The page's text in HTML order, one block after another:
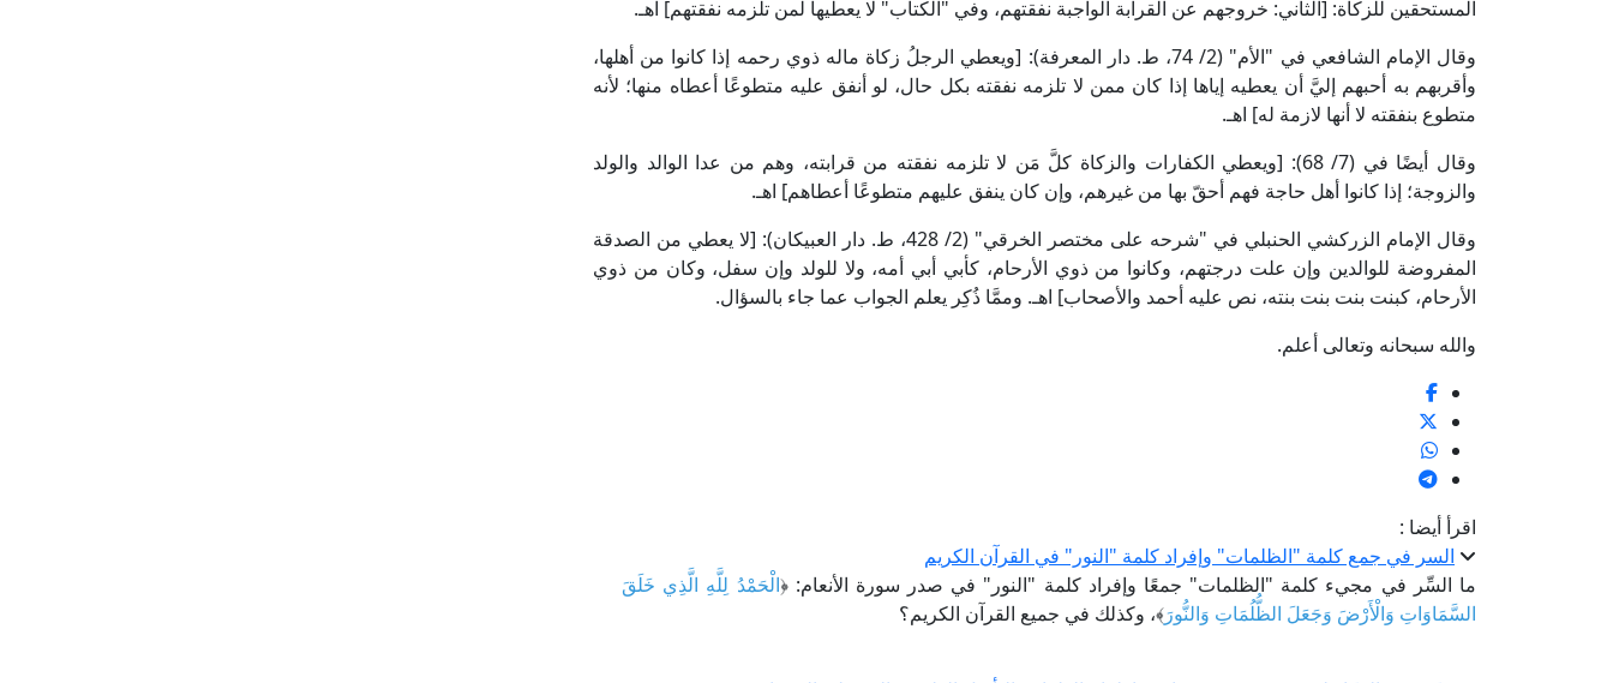
المستحقين للزكاة: [الثاني: خروجهم عن القرابة الواجبة نفقتهم، وفي "الكتاب" لا يعطيها لمن تلزمه نفقتهم] اهـ.
وقال الإمام الشافعي في "الأم" (2/ 74، ط. دار المعرفة): [ويعطي الرجلُ زكاة ماله ذوي رحمه إذا كانوا من أهلها،
وأقربهم به أحبهم إليَّ أن يعطيه إياها إذا كان ممن لا تلزمه نفقته بكل حال، لو أنفق عليه متطوعًا أعطاه منها؛ لأنه
متطوع بنفقته لا أنها لازمة له] اهـ.
وقال أيضًا في (7/ 68): [ويعطي الكفارات والزكاة كلَّ مَن لا تلزمه نفقته من قرابته، وهم من عدا الوالد والولد
والزوجة؛ إذا كانوا أهل حاجة فهم أحقّ بها من غيرهم، وإن كان ينفق عليهم متطوعًا أعطاهم] اهـ.
وقال الإمام الزركشي الحنبلي في "شرحه على مختصر الخرقي" (2/ 428، ط. دار العبيكان): [لا يعطي من الصدقة
المفروضة للوالدين وإن علت درجتهم، وكانوا من ذوي الأرحام، كأبي أبي أمه، ولا للولد وإن سفل، وكان من ذوي
الأرحام، كبنت بنت بنت بنته، نص عليه أحمد والأصحاب] اهـ. وممَّا ذُكِر يعلم الجواب عما جاء بالسؤال.
والله سبحانه وتعالى أعلم.
اقرأ أيضا :
السر في جمع كلمة "الظلمات" وإفراد كلمة "النور" في القرآن الكريم
ما السِّر في مجيء كلمة "الظلمات" جمعًا وإفراد كلمة "النور" في صدر سورة الأنعام: ﴿الْحَمْدُ لِلَّهِ الَّذِي خَلَقَ
السَّمَاوَاتِ وَالْأَرْضَ وَجَعَلَ الظُّلُمَاتِ وَالنُّورَ﴾، وكذلك في جميع القرآن الكريم؟